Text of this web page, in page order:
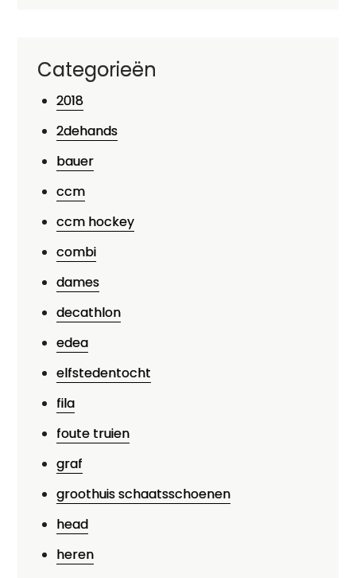
Categorieën
2018
2dehands
bauer
ccm
ccm hockey
combi
dames
decathlon
edea
elfstedentocht
fila
foute truien
graf
groothuis schaatsschoenen
head
heren